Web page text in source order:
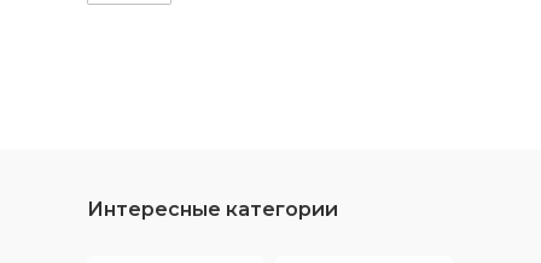
Интересные категории